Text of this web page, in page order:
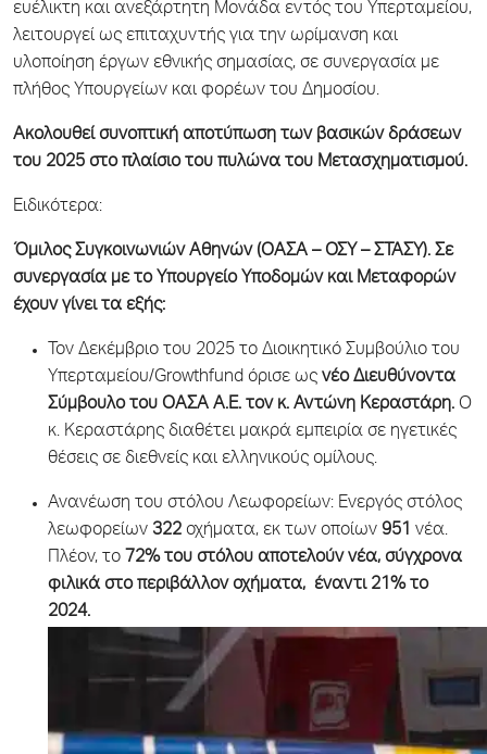
ευέλικτη και ανεξάρτητη Μονάδα εντός του Υπερταμείου,
λειτουργεί ως επιταχυντής για την ωρίμανση και
υλοποίηση έργων εθνικής σημασίας, σε συνεργασία με
πλήθος Υπουργείων και φορέων του Δημοσίου.
Ακολουθεί συνοπτική αποτύπωση των βασικών δράσεων
του 2025 στο πλαίσιο του πυλώνα του Μετασχηματισμού.
Ειδικότερα:
Όμιλος Συγκοινωνιών Αθηνών (ΟΑΣΑ – ΟΣΥ – ΣΤΑΣΥ). Σε
συνεργασία με το Υπουργείο Υποδομών και Μεταφορών
έχουν γίνει τα εξής:
Τον Δεκέμβριο του 2025 το Διοικητικό Συμβούλιο του
Υπερταμείου/Growthfund όρισε ως νέο Διευθύνοντα
Σύμβουλο του ΟΑΣΑ Α.Ε. τον κ. Αντώνη Κεραστάρη. Ο
κ. Κεραστάρης διαθέτει μακρά εμπειρία σε ηγετικές
θέσεις σε διεθνείς και ελληνικούς ομίλους.
Ανανέωση του στόλου Λεωφορείων: Ενεργός στόλος
λεωφορείων 322 οχήματα, εκ των οποίων 951 νέα.
Πλέον, το 72% του στόλου αποτελούν νέα, σύγχρονα
φιλικά στο περιβάλλον οχήματα, έναντι 21% το
2024.